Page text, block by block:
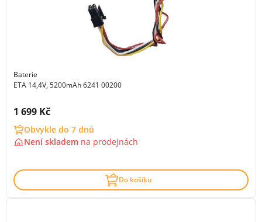
Baterie
ETA 14,4V, 5200mAh 6241 00200
Cena s DPH:
1 699 Kč
Obvykle do 7 dnů
Není skladem na prodejnách
Do košíku